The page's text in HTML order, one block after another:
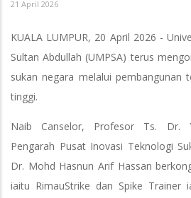
21 April 2026
KUALA LUMPUR, 20 April 2026 -
Sultan Abdullah (UMPSA) terus
sukan negara melalui pembangunan
tinggi.
Naib Canselor, Profesor Ts. Dr.
Pengarah Pusat Inovasi Teknologi
Dr. Mohd Hasnun Arif Hassan
iaitu RimauStrike dan Spike Trainer